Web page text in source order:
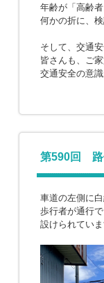
年齢が「高齢
何かの折に、
そして、交通安
皆さんも、ご
交通安全の意
第590回 路
車道の左側に
歩行者が通行
設けられてい